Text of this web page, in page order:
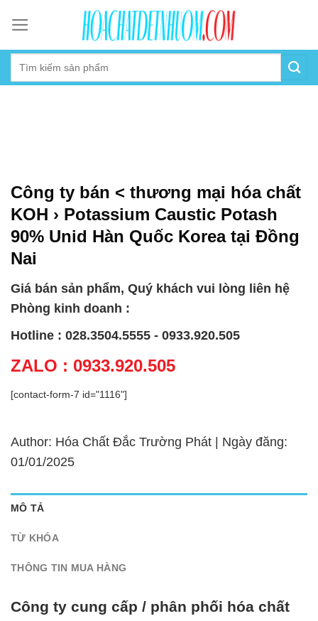
content
Công ty bán < thương mại hóa chất
KOH › Potassium Caustic Potash
90% Unid Hàn Quốc Korea tại Đồng
Nai
Giá bán sản phẩm, Quý khách vui lòng liên hệ
Phòng kinh doanh :
Hotline : 028.3504.5555 - 0933.920.505
ZALO : 0933.920.505
[contact-form-7 id="1116"]
Author: Hóa Chất Đắc Trường Phát | Ngày đăng:
01/01/2025
MÔ TẢ
TỪ KHÓA
THÔNG TIN MUA HÀNG
Công ty cung cấp / phân phối hóa chất